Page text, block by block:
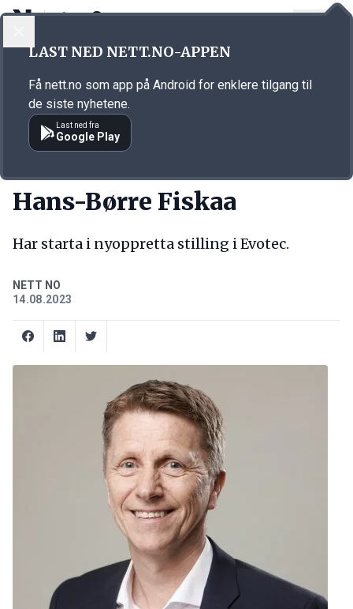
Annonsørinnhold
Hans-Børre Fiskaa
Har starta i nyoppretta stilling i Evotec.
NETT NO
14.08.2023
LAST NED NETT.NO-APPEN
Få nett.no som app på Android for enklere tilgang til
de siste nyhetene.
Last ned fra
Google Play